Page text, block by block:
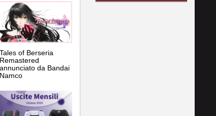
Tales of Berseria
Remastered
annunciato da Bandai
Namco